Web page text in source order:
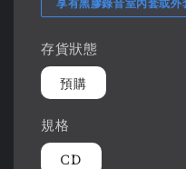
存貨狀態
預購
規格
CD